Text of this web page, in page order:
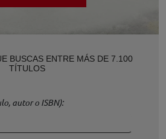
BUSCAS ENTRE MÁS DE 7.100
TÍTULOS
autor o ISBN)